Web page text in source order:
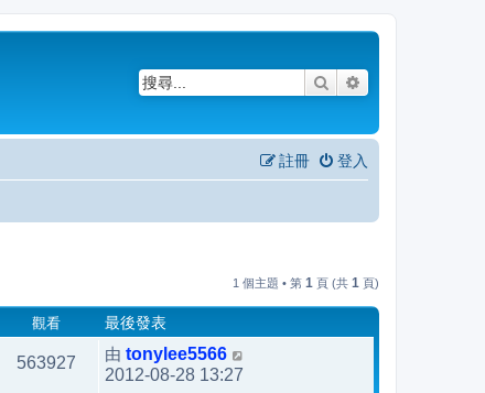
搜尋
登入
註冊
1 個主題 • 第 1 頁 (共 1 頁)
觀看 最後發表
563927 由 tonylee5566
2012-08-28 13:27